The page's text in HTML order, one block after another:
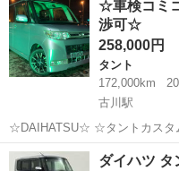
☆車検コミ
渉可☆
258,000円
タント
172,000km
古川駅
☆DAIHATSU☆ ☆タントカスタム☆ ☆4WD☆ ☆ミラクルオ
ア☆ ☆エンケイ14インチ☆ ☆走行距離172000km☆ ☆格安の出品にな
宮城 大崎市 古川駅
ダイハツ